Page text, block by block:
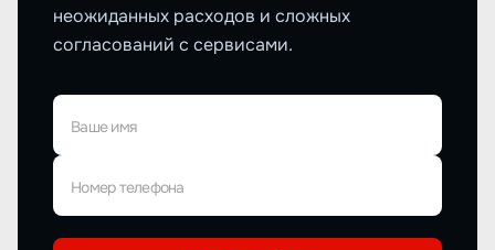
неожиданных расходов и сложных
согласований с сервисами.
Ваше имя
Номер телефона